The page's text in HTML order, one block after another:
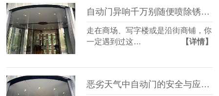
自动门异响千万别随便喷除锈剂，90%的保洁阿姨都做错了！
走在商场、写字楼或是沿街商铺，你
一定遇到过这…
【详情】
恶劣天气中自动门的安全与应对策略